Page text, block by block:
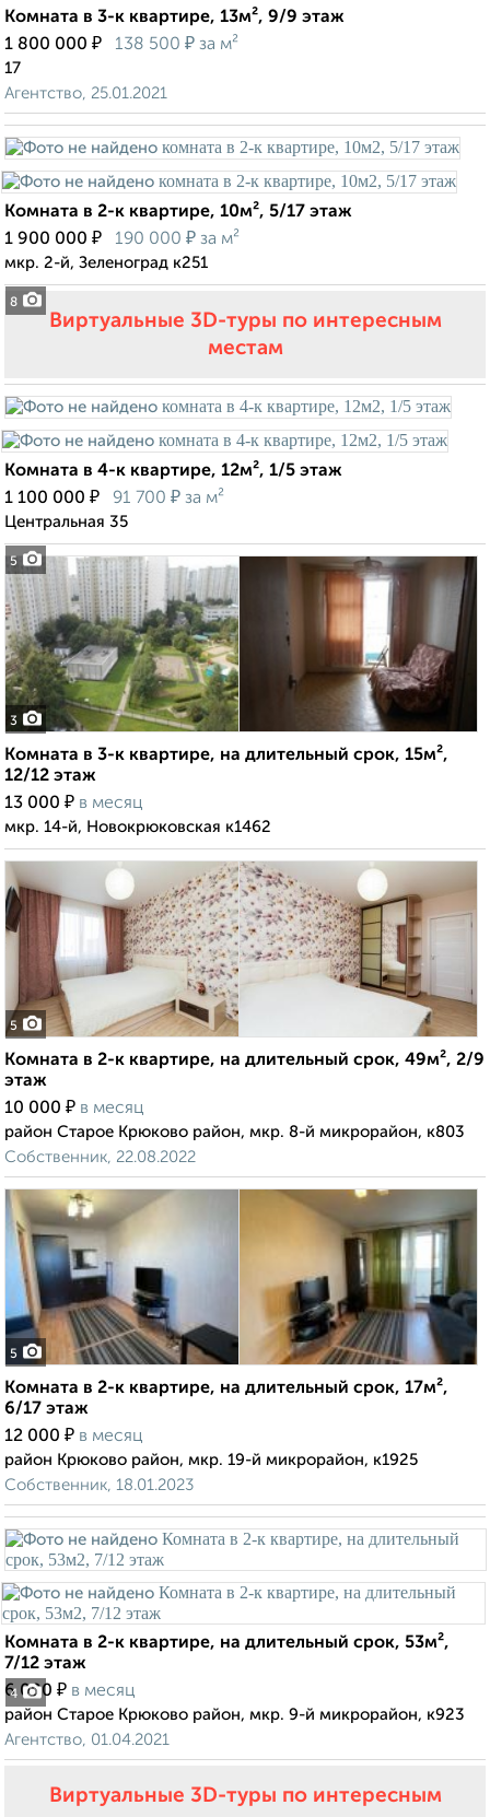
Комната в 3-к квартире, 13м², 9/9 этаж
1 800 000 ₽ 138 500 ₽ за м²
17
Агентство, 25.01.2021
8
Комната в 2-к квартире, 10м², 5/17 этаж
1 900 000 ₽ 190 000 ₽ за м²
мкр. 2-й, Зеленоград к251
Виртуальные 3D-туры по интересным
местам
5
Комната в 4-к квартире, 12м², 1/5 этаж
1 100 000 ₽ 91 700 ₽ за м²
Центральная 35
3
Комната в 3-к квартире, на длительный срок, 15м²,
12/12 этаж
13 000 ₽ в месяц
мкр. 14-й, Новокрюковская к1462
5
Комната в 2-к квартире, на длительный срок, 49м², 2/9
этаж
10 000 ₽ в месяц
район Старое Крюково район, мкр. 8-й микрорайон, к803
Собственник, 22.08.2022
5
Комната в 2-к квартире, на длительный срок, 17м²,
6/17 этаж
12 000 ₽ в месяц
район Крюково район, мкр. 19-й микрорайон, к1925
Собственник, 18.01.2023
4
Комната в 2-к квартире, на длительный срок, 53м²,
7/12 этаж
6 000 ₽ в месяц
район Старое Крюково район, мкр. 9-й микрорайон, к923
Агентство, 01.04.2021
Виртуальные 3D-туры по интересным